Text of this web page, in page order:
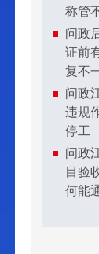
称管
问政
证前
复不
问政
违规
停工
问政
目验
何能